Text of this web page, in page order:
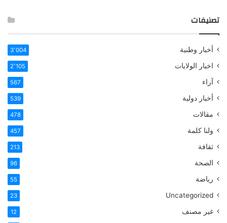
تصنيفات
أخبار وطنية 3٬004
اخبار الولايات 2٬105
آراء 567
أخبار دولية 539
مقالات 478
ولنا كلمة 457
ثقافة 213
الصحة 96
رياضة 55
Uncategorized
23
غير مصنف 12